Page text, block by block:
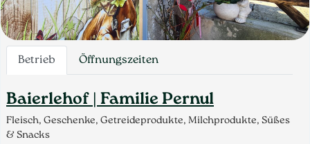
Betrieb Öffnungszeiten
Baierlehof | Familie Pernul
Fleisch, Geschenke, Getreideprodukte, Milchprodukte, Süßes
& Snacks